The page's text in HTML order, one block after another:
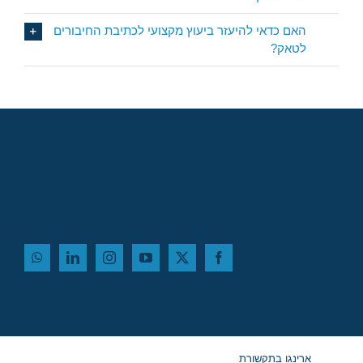
האם כדאי להיעזר ביעוץ מקצועי לכתיבת החיבורים
לטאק?
ארינגו בתקשורת